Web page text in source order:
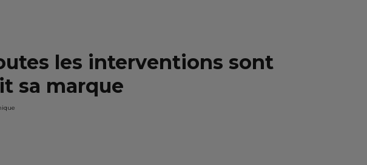
les interventions sont
sa marque